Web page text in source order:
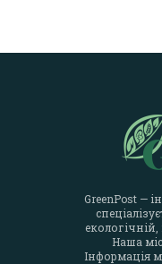
GreenPost —
Наша
Інформація